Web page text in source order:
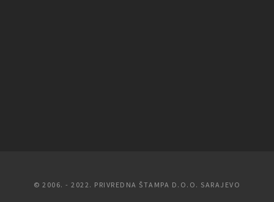
© 2006. - 2022. PRIVREDNA ŠTAMPA D.O.O. SARAJEVO